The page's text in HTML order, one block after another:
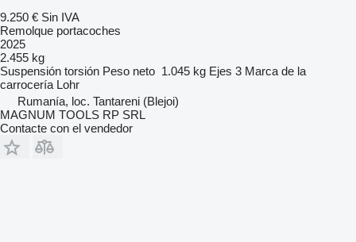
9.250 € Sin IVA
Remolque portacoches
2025
2.455 kg
Suspensión torsión Peso neto 1.045 kg Ejes 3 Marca de la
carrocería Lohr
Rumanía, loc. Tantareni (Blejoi)
MAGNUM TOOLS RP SRL
Contacte con el vendedor